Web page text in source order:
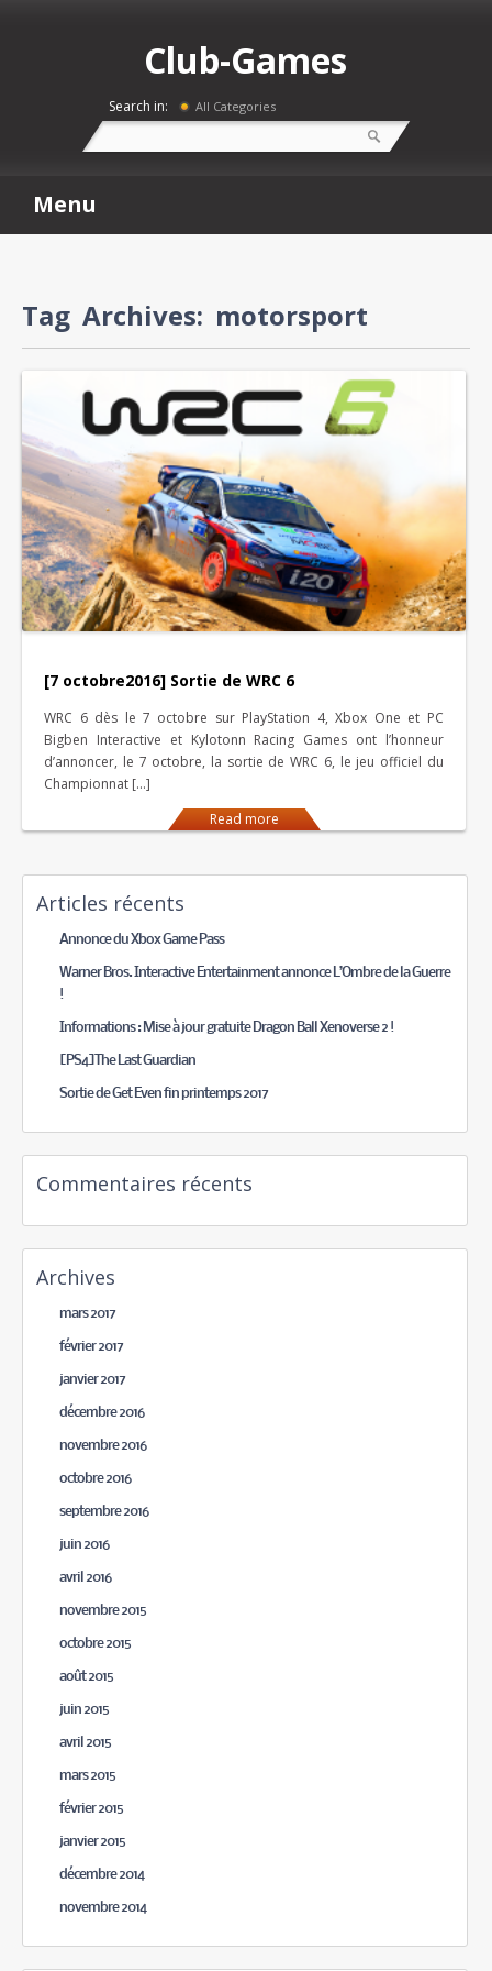
Club-Games
Search in: All Categories
Menu
Tag Archives: motorsport
[7 octobre2016] Sortie de WRC 6
WRC 6 dès le 7 octobre sur PlayStation 4, Xbox One et PC
Bigben Interactive et Kylotonn Racing Games ont l’honneur
d’annoncer, le 7 octobre, la sortie de WRC 6, le jeu officiel du
Championnat […]
Read more
Articles récents
Annonce du Xbox Game Pass
Warner Bros. Interactive Entertainment annonce L’Ombre de la Guerre
!
Informations : Mise à jour gratuite Dragon Ball Xenoverse 2 !
[PS4]The Last Guardian
Sortie de Get Even fin printemps 2017
Commentaires récents
Archives
mars 2017
février 2017
janvier 2017
décembre 2016
novembre 2016
octobre 2016
septembre 2016
juin 2016
avril 2016
novembre 2015
octobre 2015
août 2015
juin 2015
avril 2015
mars 2015
février 2015
janvier 2015
décembre 2014
novembre 2014